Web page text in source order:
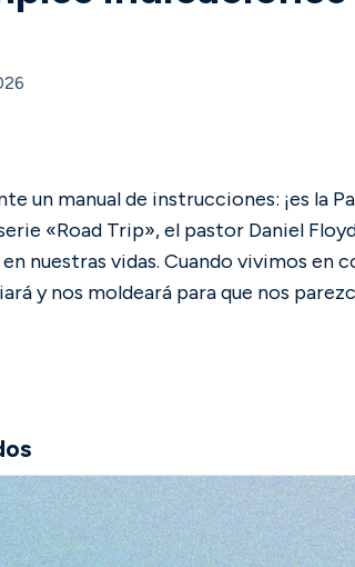
un manual de instrucciones: ¡es la
«Road Trip», el pastor Daniel
nuestras vidas. Cuando vivimos en
y nos moldeará para que nos